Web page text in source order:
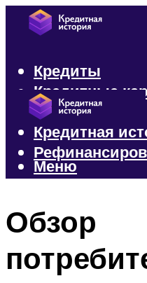
Кредиты
Кредитные
Микрозаймы
Кредитная
Меню
Обзор